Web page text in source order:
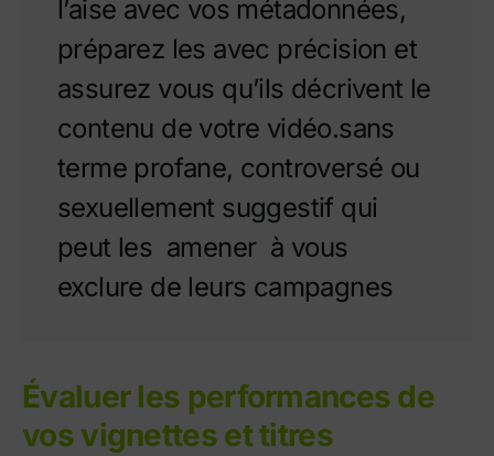
l’aise avec vos métadonnées,
préparez les avec précision et
assurez vous qu’ils décrivent le
contenu de votre vidéo.sans
terme profane, controversé ou
sexuellement suggestif qui
peut les amener à vous
exclure de leurs campagnes
Évaluer les performances de
vos vignettes et titres